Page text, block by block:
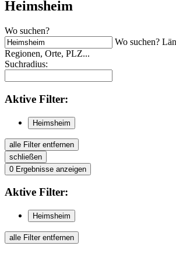
Heimsheim
Wo suchen?
Wo suchen?
Regionen, Orte, PLZ...
Suchradius:
Aktive Filter:
Heimsheim
alle Filter entfernen
schließen
0 Ergebnisse anzeigen
Aktive Filter:
Heimsheim
alle Filter entfernen